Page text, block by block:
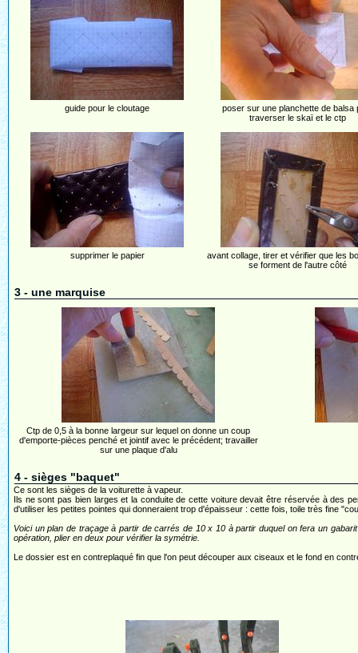
guide pour le cloutage
poser sur une planchette de balsa
traverser le skaï et le ctp
supprimer le papier
avant collage, tirer et vérifier que les
se forment de l'autre côté
3 - une marquise
Ctp de 0,5 à la bonne largeur sur lequel on donne un coup
d'emporte-pièces penché et jointif avec le précédent; travailler
sur une plaque d'alu
4 - sièges "baquet"
Ce sont les sièges de la voiturette à vapeur.
Ils ne sont pas bien larges et la conduite de cette voiture devait être réservée à des
d'utiliser les petites pointes qui donneraient trop d'épaisseur : cette fois, toile très fine
Voici un plan de traçage à partir de carrés de 10 x 10 à partir duquel on fera un
opération, plier en deux pour vérifier la symétrie.
Le dossier est en contreplaqué fin que l'on peut découper aux ciseaux et le fond en